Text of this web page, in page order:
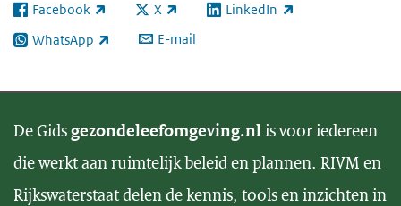
Facebook
(externe link) X
(externe link) LinkedIn
(externe link)
WhatsApp
(externe link) E-mail
De Gidsgezondeleefomgeving.nlis voor iedereen
die werkt aan ruimtelijk beleid en plannen. RIVM en
Rijkswaterstaat delen de kennis, tools en inzichten in